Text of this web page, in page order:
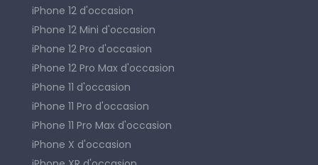
iPhone 12 d'occasion
iPhone 12 Mini d'occasion
iPhone 12 Pro d'occasion
iPhone 12 Pro Max d'occasion
iPhone 11 d'occasion
iPhone 11 Pro d'occasion
iPhone 11 Pro Max d'occasion
iPhone X d'occasion